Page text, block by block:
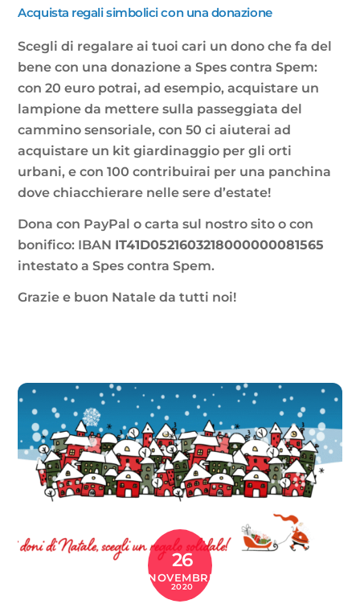
Acquista regali simbolici con una donazione
Scegli di regalare ai tuoi cari un dono che fa del
bene con una donazione a Spes contra Spem:
con 20 euro potrai, ad esempio, acquistare un
lampione da mettere sulla passeggiata del
cammino sensoriale, con 50 ci aiuterai ad
acquistare un kit giardinaggio per gli orti
urbani, e con 100 contribuirai per una panchina
dove chiacchierare nelle sere d’estate!
Dona con PayPal o carta sul nostro sito o con
bonifico: IBAN IT41D0521603218000000081565
intestato a Spes contra Spem.
Grazie e buon Natale da tutti noi!
26
NOVEMBRE
2020